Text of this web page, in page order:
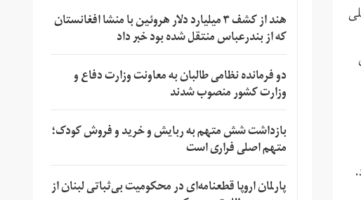
هند از کشف ۳ میلیارد دلار هروئین با منشا افغانستان
که از بندرعباس منتقل شده بود خبر داد
دو فرمانده نظامی طالبان به معاونت وزارت دفاع و
وزارت کشور منصوب شدند
بازداشت شش متهم به ربایش و خرید و فروش کودک؛
متهم اصلی فراری است
پارلمان اروپا قطعنامه‌ای در محکومیت بی‌ثباتی لبنان از